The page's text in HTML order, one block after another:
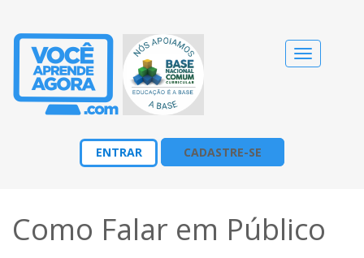
Alternar
navegação
ENTRAR CADASTRE-SE
Como Falar em Público